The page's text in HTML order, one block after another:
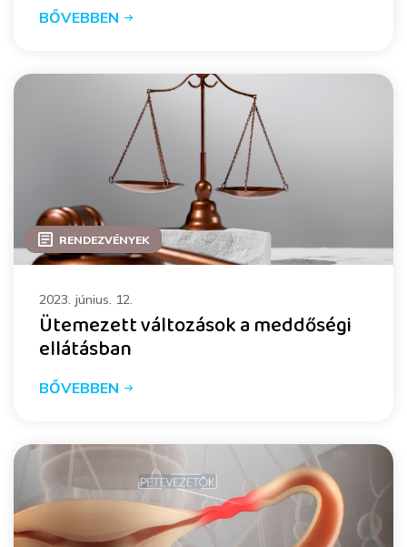
BŐVEBBEN
RENDEZVÉNYEK
2023. június. 12.
Ütemezett változások a meddőségi
ellátásban
BŐVEBBEN